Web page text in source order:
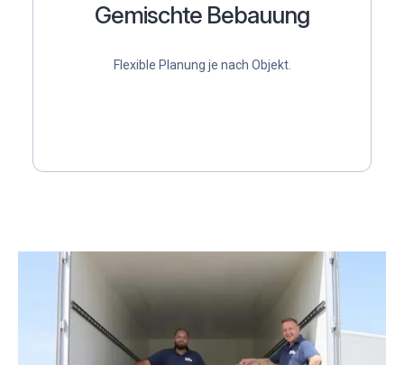
Gemischte Bebauung
Flexible Planung je nach Objekt.